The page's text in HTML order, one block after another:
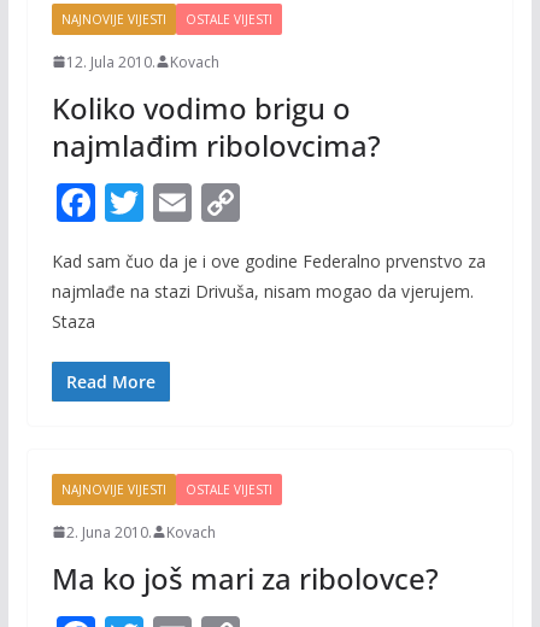
NAJNOVIJE VIJESTI OSTALE VIJESTI
12. Jula 2010. Kovach
Koliko vodimo brigu o
najmlađim ribolovcima?
F
ac
e
o
o
T
w
itt
E
ai
C
p
y
Kad sam čuo da je i ove godine Federalno prvenstvo za
najmlađe na stazi Drivuša, nisam mogao da vjerujem.
Staza
Read More
NAJNOVIJE VIJESTI OSTALE VIJESTI
2. Juna 2010. Kovach
Ma ko još mari za ribolovce?